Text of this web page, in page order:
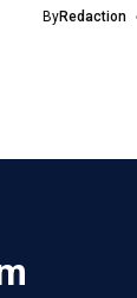
ByRedaction